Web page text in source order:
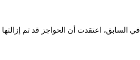
في السابق، اعتقدت أن الحواجز قد تم